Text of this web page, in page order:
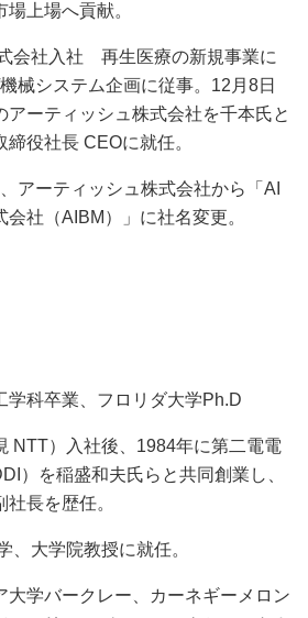
上場へ貢献。
会社入社 再生医療の新規事業に
械システム企画に従事。12月8日
アーティッシュ株式会社を千本氏と
役社長 CEOに就任。
アーティッシュ株式会社から「AI
社（AIBM）」に社名変更。
学科卒業、フロリダ大学Ph.D
NTT）入社後、1984年に第二電電
）を稲盛和夫氏らと共同創業し、
長を歴任。
大学院教授に就任。
大学バークレー、カーネギーメロン